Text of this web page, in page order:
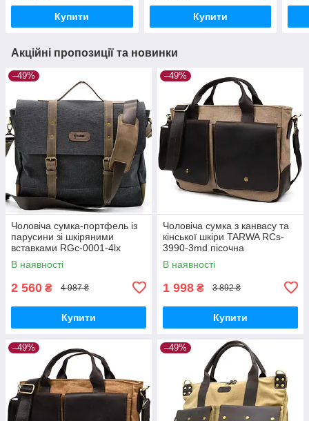
Купити Купити
Акційні пропозиції та новинки
–49%
Чоловіча сумка-портфель із
парусини зі шкіряними
вставками RGc-0001-4lx
бренда TARWA
В наявності
2 560 ₴ 4 987 ₴
Купити
–49%
Чоловіча сумка з канвасу та
кінської шкіри TARWA RCs-
3990-3md пісочна
В наявності
1 998 ₴ 3 892 ₴
Купити
–49% –49%